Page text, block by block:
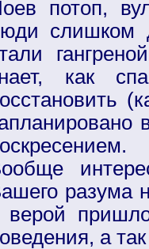
потоп,
слишком
как
разума
верой
а